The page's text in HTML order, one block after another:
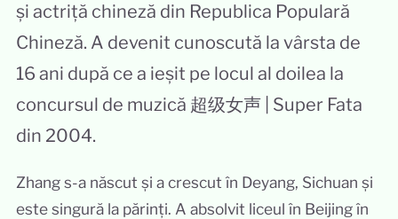
și actriță chineză din Republica Populară
Chineză. A devenit cunoscută la vârsta de
16 ani după ce a ieșit pe locul al doilea la
concursul de muzică 超级女声 | Super Fata
din 2004.
Zhang s-a născut și a crescut în Deyang, Sichuan și
este singură la părinți. A absolvit liceul în Beijing în